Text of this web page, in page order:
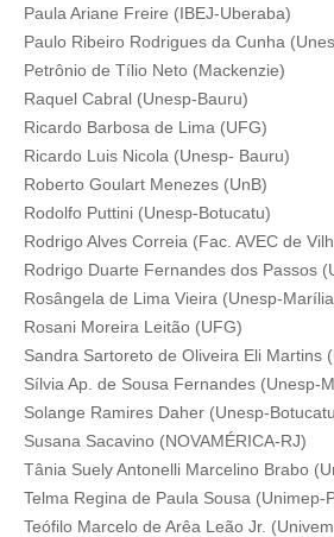
Paula Ariane Freire (IBEJ-Uberaba)
Paulo Ribeiro Rodrigues da Cunha
Petrônio de Tílio Neto (Mackenzie)
Raquel Cabral (Unesp-Bauru)
Ricardo Barbosa de Lima (UFG)
Ricardo Luis Nicola (Unesp- Bauru)
Roberto Goulart Menezes (UnB)
Rodolfo Puttini (Unesp-Botucatu)
Rodrigo Alves Correia (Fac. AVEC de
Rodrigo Duarte Fernandes dos Passos
Rosângela de Lima Vieira (Unesp-
Rosani Moreira Leitão (UFG)
Sandra Sartoreto de Oliveira Eli Martins
Sílvia Ap. de Sousa Fernandes (Unesp-
Solange Ramires Daher (Unesp-
Susana Sacavino (NOVAMÉRICA-RJ)
Tânia Suely Antonelli Marcelino Brabo
Telma Regina de Paula Sousa (Unimep-
Teófilo Marcelo de Arêa Leão Jr.